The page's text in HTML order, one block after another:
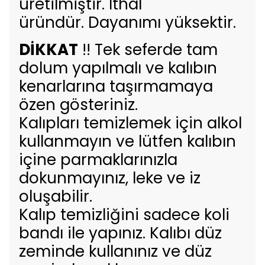
üründür. Dayanımı yüksektir.
DİKKAT !! Tek seferde tam
dolum yapılmalı ve kalıbın
kenarlarına taşırmamaya
özen gösteriniz.
Kalıpları temizlemek için alkol
kullanmayın ve lütfen kalıbın
içine parmaklarınızla
dokunmayınız, leke ve iz
oluşabilir.
Kalıp temizliğini sadece koli
bandı ile yapınız. Kalıbı düz
zeminde kullanınız ve düz